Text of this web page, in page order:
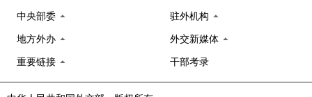
中央部委 驻外机构
地方外办 外交新媒体
重要链接 干部考录